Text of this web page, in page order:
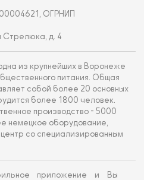
ОГРНИП
Стрелюка, д. 4
из крупнейших в Воронеже
питания. Общая
собой более 20 основных
более 1800 человек.
производство - 5000
немецкое оборудование,
со специализированным
приложение и Вы